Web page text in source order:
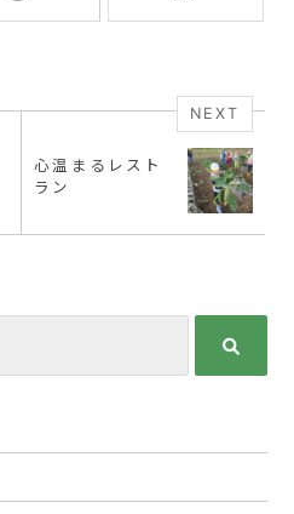
NEXT
心温まるレスト
ラン